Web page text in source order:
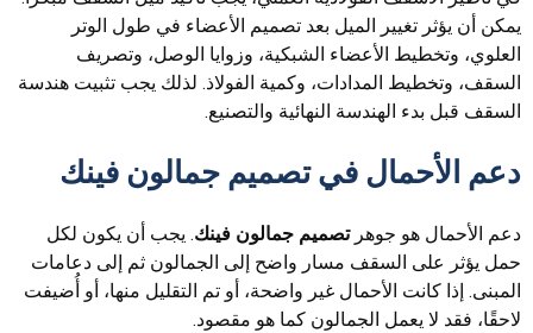
يمكن أن يؤثر تغيير الميل بعد تصميم الأعضاء في طول الوتر
العلوي، وتخطيط الأعضاء الشبكية، وزوايا الوصل، وتصريف
السقف، وتخطيط المدادات، وكمية الفولاذ. لذلك يجب تثبيت هندسة
السقف قبل بدء الهندسة النهائية والتصنيع.
دعم الأحمال في تصميم جمالون فينك
دعم الأحمال هو جوهرتصميم جمالون فينك. يجب أن يكون لكل
حمل يؤثر على السقف مسار واضح إلى الجمالون ثم إلى دعامات
المبنى. إذا كانت الأحمال غير واضحة، أو تم التقليل منها، أو أُضيفت
لاحقًا، فقد لا يعمل الجمالون كما هو مقصود.